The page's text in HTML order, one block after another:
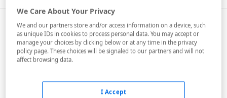
12 días y 11 noches recorriendo Japón desde 1.785€
Reserva ahora
Plazas limitadas.
We Care About Your Privacy
We and our partners store and/or access information on a device, such
as unique IDs in cookies to process personal data. You may accept or
manage your choices by clicking below or at any time in the privacy
policy page. These choices will be signaled to our partners and will not
affect browsing data.
I Accept